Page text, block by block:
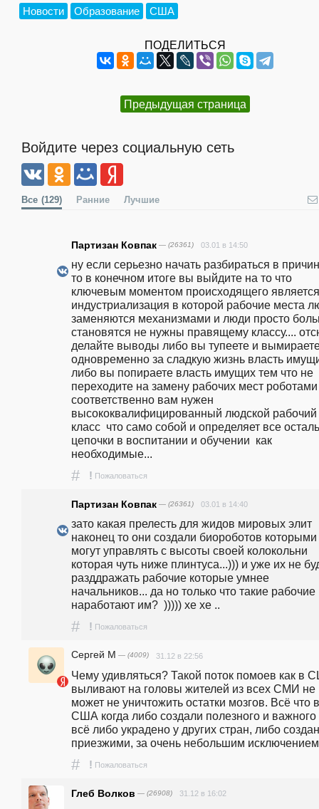
Новости Образование США
ПОДЕЛИТЬСЯ
Предыдущая страница
Войдите через социальную сеть
Все (129) Ранние Лучшие
Партизан Ковпак — (26361) 03.01 в 14:50
ну если серьезно начать разбираться в
то в конечном итоге вы выйдите на то что
ключевым моментом происходящего является
индустриализация в которой рабочие места
заменяются механизмами и люди просто
становятся не нужны правящему классу....
делайте выводы либо вы тупеете и
одновременно за сладкую жизнь власть
либо вы попираете власть имущих тем что не
переходите на замену рабочих мест
соответственно вам нужен
высококвалифицированный людской рабочий
класс  что само собой и определяет все
цепочки в воспитании и обучении  как
необходимые...
# ! Пожаловаться
Партизан Ковпак — (26361) 03.01 в 14:40
зато какая прелесть для жидов мировых элит
наконец то они создали биороботов которыми
могут управлять с высоты своей колокольни
которая чуть ниже плинтуса...))) и уже их не
разддражать рабочие которые умнее
начальников... да но только что такие рабочие
наработают им?  ))))) хе хе ..
# ! Пожаловаться
Сергей М — (4009) 31.12 в 22:56
Чему удивляться? Такой поток помоев как в
выливают на головы жителей из всех СМИ не
может не уничтожить остатки мозгов. Всё что в
США когда либо создали полезного и важного
всё либо украдено у других стран, либо
приезжими, за очень небольшим
# ! Пожаловаться
Глеб Волков — (26908) 31.12 в 16:02